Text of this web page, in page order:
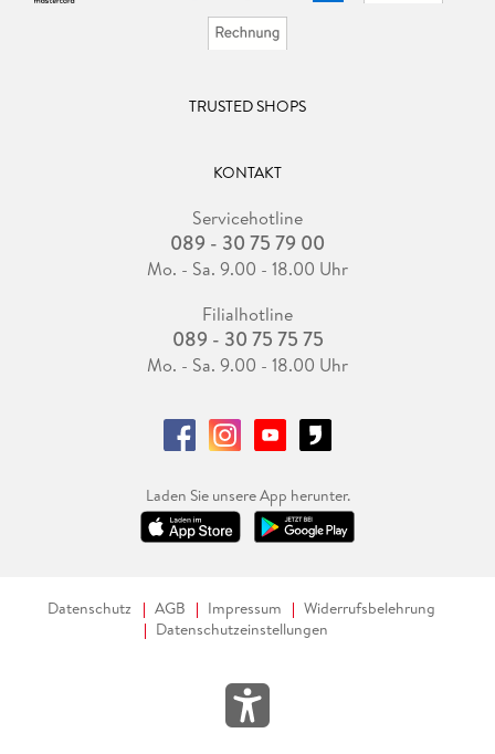
TRUSTED SHOPS
KONTAKT
Servicehotline
089 - 30 75 79 00
Mo. - Sa. 9.00 - 18.00 Uhr
Filialhotline
089 - 30 75 75 75
Mo. - Sa. 9.00 - 18.00 Uhr
Laden Sie unsere App herunter.
Datenschutz AGB Impressum
Widerrufsbelehrung
Datenschutzeinstellungen